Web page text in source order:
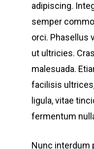
adipiscing.
semper
orci. Phasellus
ut ultricies.
malesuada.
facilisis
ligula, vitae
fermentum
Nunc interdum